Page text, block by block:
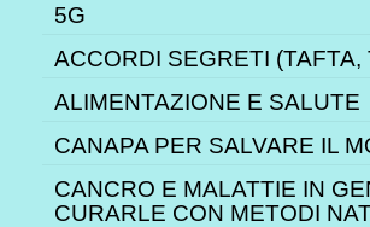
5G
ACCORDI SEGRETI (TAFTA,
ALIMENTAZIONE E SALUTE
CANAPA PER SALVARE IL
CANCRO E MALATTIE IN
CURARLE CON METODI